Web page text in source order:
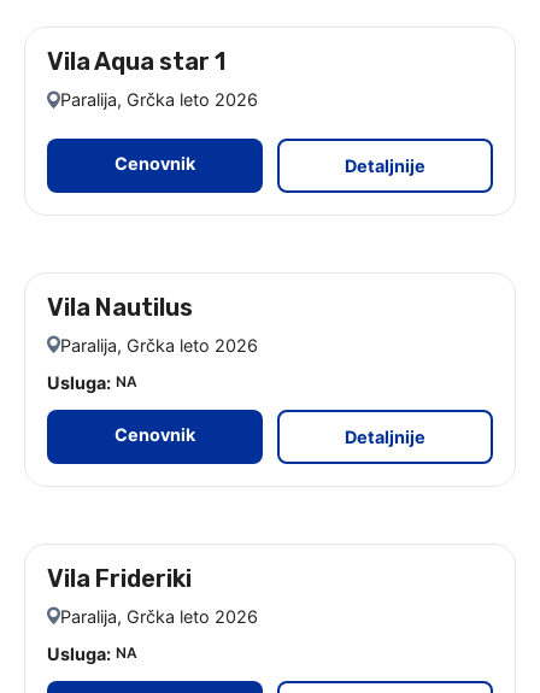
Vila Aqua star 1
Paralija, Grčka leto 2026
Cenovnik Detaljnije
Vila Nautilus
Paralija, Grčka leto 2026
Usluga: NA
Cenovnik Detaljnije
Vila Frideriki
Paralija, Grčka leto 2026
Usluga: NA